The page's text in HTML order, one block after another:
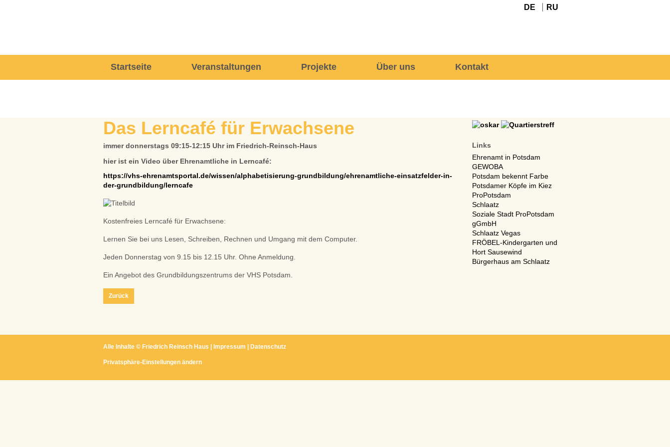
DE RU
Startseite Veranstaltungen Projekte Über uns Kontakt
Das Lerncafé für Erwachsene
immer donnerstags 09:15-12:15 Uhr im Friedrich-Reinsch-Haus
hier ist ein Video über Ehrenamtliche in Lerncafé:
https://vhs-ehrenamtsportal.de/wissen/alphabetisierung-grundbildung/ehrenamtliche-einsatzfelder-in-
der-grundbildung/lerncafe
Kostenfreies Lerncafé für Erwachsene:
Lernen Sie bei uns Lesen, Schreiben, Rechnen und Umgang mit dem Computer.
Jeden Donnerstag von 9.15 bis 12.15 Uhr. Ohne Anmeldung.
Ein Angebot des Grundbildungszentrums der VHS Potsdam.
Zurück
Links
Ehrenamt in Potsdam
GEWOBA
Potsdam bekennt Farbe
Potsdamer Köpfe im Kiez
ProPotsdam
Schlaatz
Soziale Stadt ProPotsdam
gGmbH
Schlaatz Vegas
FRÖBEL-Kindergarten und
Hort Sausewind
Bürgerhaus am Schlaatz
Alle Inhalte © Friedrich Reinsch Haus Impressum Datenschutz
Privatsphäre-Einstellungen ändern